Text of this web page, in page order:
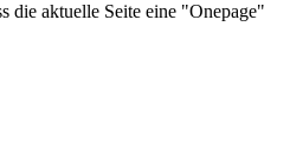
die aktuelle Seite eine "Onepage"